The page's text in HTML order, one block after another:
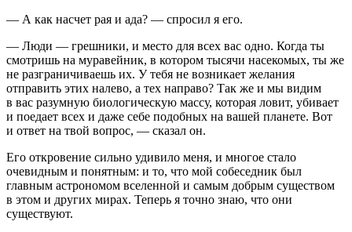
— А как насчет рая и ада? — спросил я его.
— Люди — грешники, и место для всех вас одно. Когда ты
смотришь на муравейник, в котором тысячи насекомых, ты же
не разграничиваешь их. У тебя не возникает желания
отправить этих налево, а тех направо? Так же и мы видим
в вас разумную биологическую массу, которая ловит, убивает
и поедает всех и даже себе подобных на вашей планете. Вот
и ответ на твой вопрос, — сказал он.
Его откровение сильно удивило меня, и многое стало
очевидным и понятным: и то, что мой собеседник был
главным астрономом вселенной и самым добрым существом
в этом и других мирах. Теперь я точно знаю, что они
существуют.